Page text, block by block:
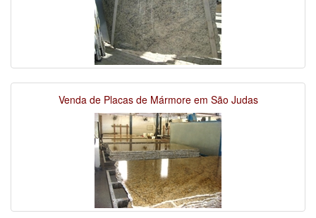
Venda de Placas de Mármore em São Judas